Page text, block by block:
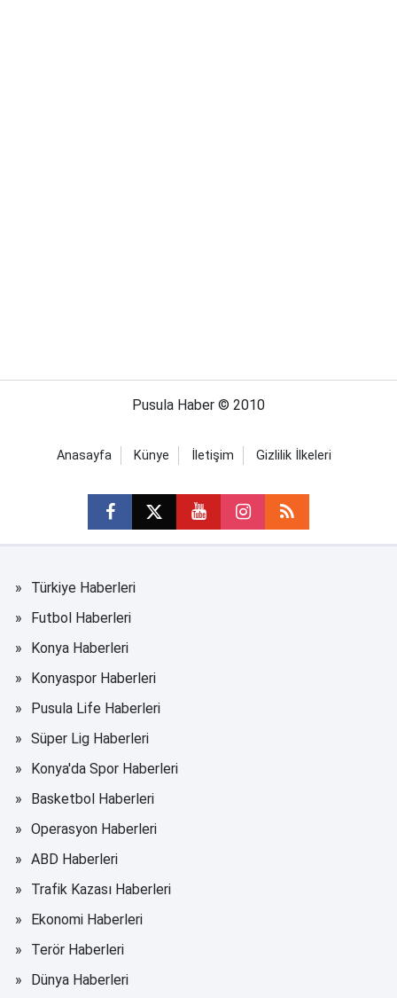
Pusula Haber © 2010
Anasayfa Künye İletişim Gizlilik İlkeleri
Türkiye Haberleri
Futbol Haberleri
Konya Haberleri
Konyaspor Haberleri
Pusula Life Haberleri
Süper Lig Haberleri
Konya'da Spor Haberleri
Basketbol Haberleri
Operasyon Haberleri
ABD Haberleri
Trafik Kazası Haberleri
Ekonomi Haberleri
Terör Haberleri
Dünya Haberleri